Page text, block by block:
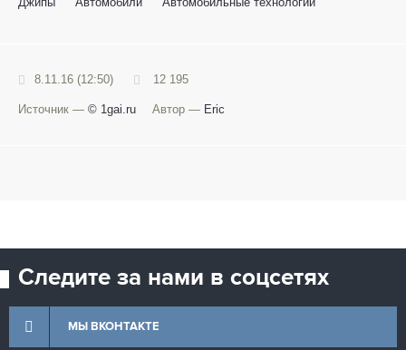
8.11.16 (12:50) 12 195
Источник — © 1gai.ru Автор — Eric
Следите за нами в соцсетях
МЫ ВКОНТАКТЕ